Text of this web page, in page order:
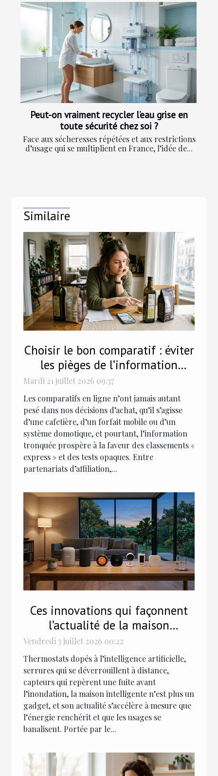
Peut-on vraiment recycler l’eau grise en
toute sécurité chez soi ?
Face aux sécheresses répétées et aux restrictions
d’usage qui se multiplient en France, l’idée de...
Similaire
Choisir le bon comparatif : éviter
les pièges de l’information
tronquée
Mardi 21 juillet 2026 09:37
Les comparatifs en ligne n’ont jamais autant
pesé dans nos décisions d’achat, qu’il s’agisse
d’une cafetière, d’un forfait mobile ou d’un
système domotique, et pourtant, l’information
tronquée prospère à la faveur des classements «
express » et des tests opaques. Entre
partenariats d’affiliation,...
Ces innovations qui façonnent
l’actualité de la maison
intelligente
Vendredi 3 juillet 2026 00:22
Thermostats dopés à l’intelligence artificielle,
serrures qui se déverrouillent à distance,
capteurs qui repèrent une fuite avant
l’inondation, la maison intelligente n’est plus un
gadget, et son actualité s’accélère à mesure que
l’énergie renchérit et que les usages se
banalisent. Portée par le...